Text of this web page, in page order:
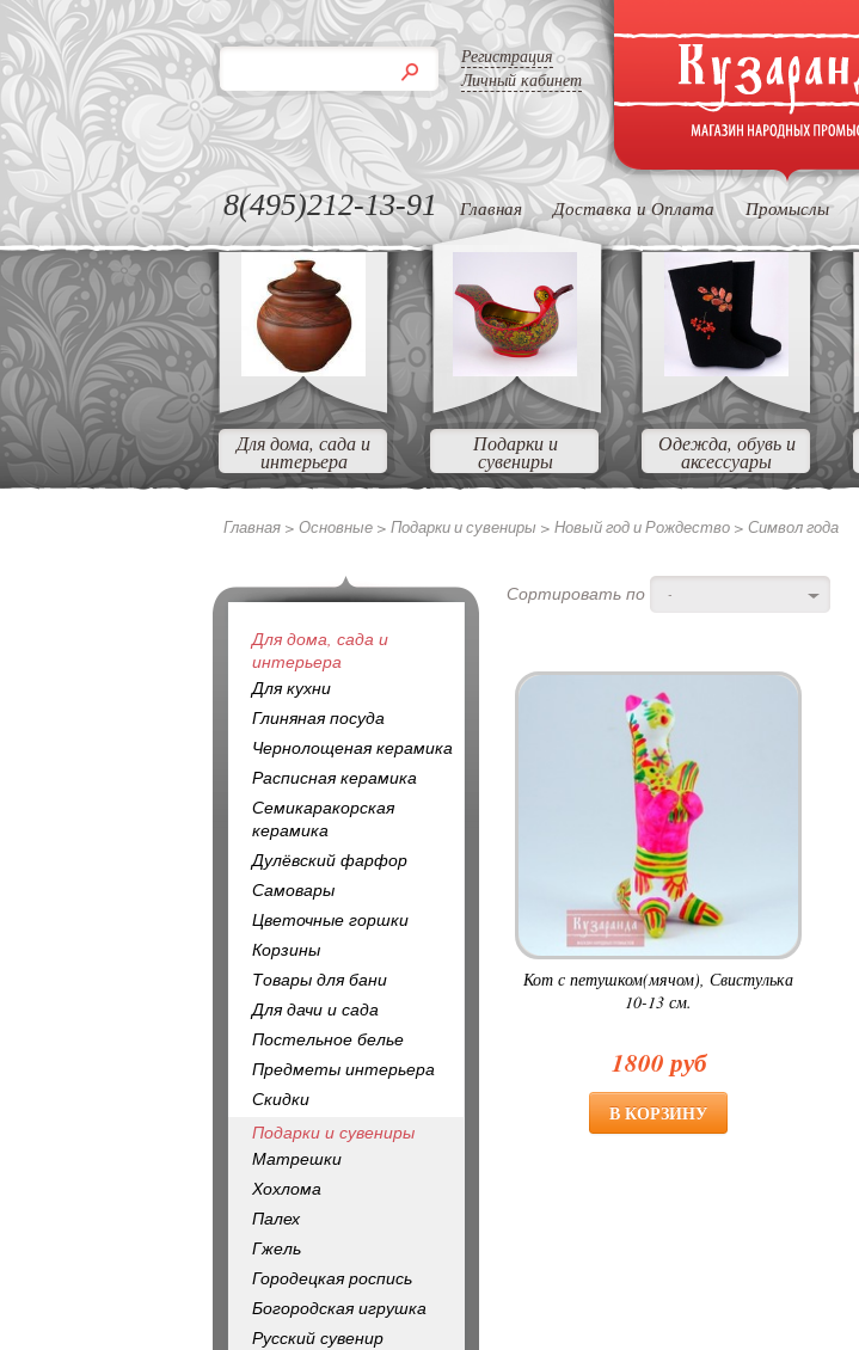
Регистрация
Личный кабинет
8(495)212-13-91 Главная Доставка и Оплата Промыслы
Для дома, сада и
интерьера
Подарки и
сувениры
Одежда, обувь и
аксессуары
Главная > Основные > Подарки и сувениры > Новый год и Рождество > Символ года
Сортировать по -
Кот с петушком(мячом), Свистулька
10-13 см.
1800 руб
Для дома, сада и
интерьера
Для кухни
Глиняная посуда
Чернолощеная керамика
Расписная керамика
Семикаракорская
керамика
Дулёвский фарфор
Самовары
Цветочные горшки
Корзины
Товары для бани
Для дачи и сада
Постельное белье
Предметы интерьера
Скидки
Подарки и сувениры
Матрешки
Хохлома
Палех
Гжель
Городецкая роспись
Богородская игрушка
Русский сувенир